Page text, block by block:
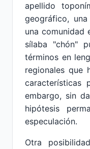
apellido
geográfico,
una comunidad
sílaba "chón"
términos en
regionales que
características
embargo, sin
hipótesis
especulación.
Otra